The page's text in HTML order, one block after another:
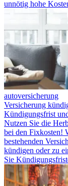
unnötig hohe
autoversicherung
Versicherung
Kündigungsfrist
Nutzen Sie die
bei den Fixkosten!
bestehenden
kündigen oder zu
Sie